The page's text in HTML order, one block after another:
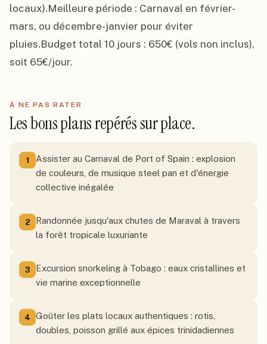
locaux).Meilleure période : Carnaval en février-
mars, ou décembre-janvier pour éviter
pluies.Budget total 10 jours : 650€ (vols non inclus),
soit 65€/jour.
À NE PAS RATER
Les bons plans repérés sur place.
1
Assister au Carnaval de Port of Spain : explosion
de couleurs, de musique steel pan et d'énergie
collective inégalée
2
Randonnée jusqu'aux chutes de Maraval à travers
la forêt tropicale luxuriante
3
Excursion snorkeling à Tobago : eaux cristallines et
vie marine exceptionnelle
4
Goûter les plats locaux authentiques : rotis,
doubles, poisson grillé aux épices trinidadiennes